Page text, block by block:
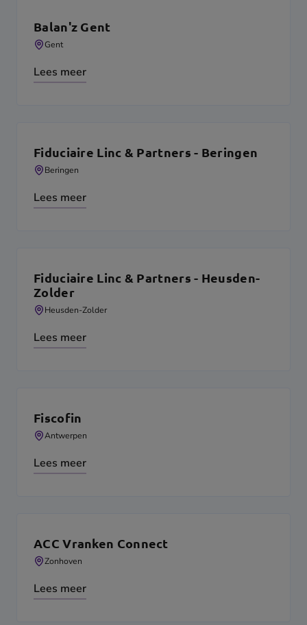
Balan'z Gent
Gent
Lees meer
Fiduciaire Linc & Partners - Beringen
Beringen
Lees meer
Fiduciaire Linc & Partners - Heusden-
Zolder
Heusden-Zolder
Lees meer
Fiscofin
Antwerpen
Lees meer
ACC Vranken Connect
Zonhoven
Lees meer